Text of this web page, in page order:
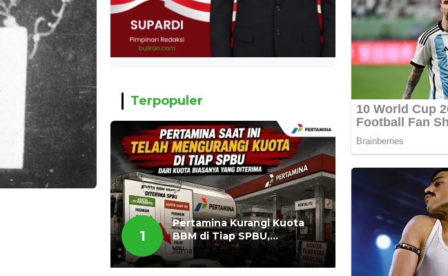
Terpopuler
1
Pertamina Kurangi Kuota
BBM di Tiap SPBU,
Masyarakat Bertanya ada
Apa
Jumat, 07 Agustus 2026, 11:03 WIB